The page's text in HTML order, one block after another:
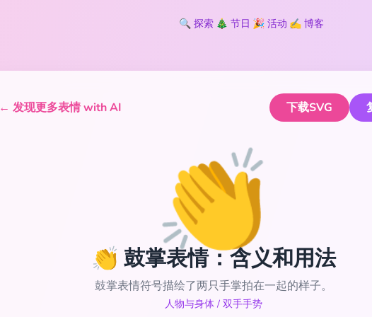
🔍 探索 🎄 节日 🎉 活动 ✍️ 博客
← 发现更多表情 with AI 下载SVG
👏
👏 鼓掌表情：含义和用法
鼓掌表情符号描绘了两只手掌拍在一起的样子。
人物与身体 / 双手手势